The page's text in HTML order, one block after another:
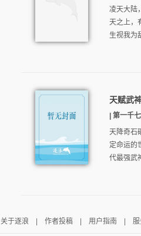
凌天大陆
天之上，
生视我为
天赋武
| 第一千
天降奇石
定命运的
代最强武
关于逐浪 作者投稿| 用户指南 服